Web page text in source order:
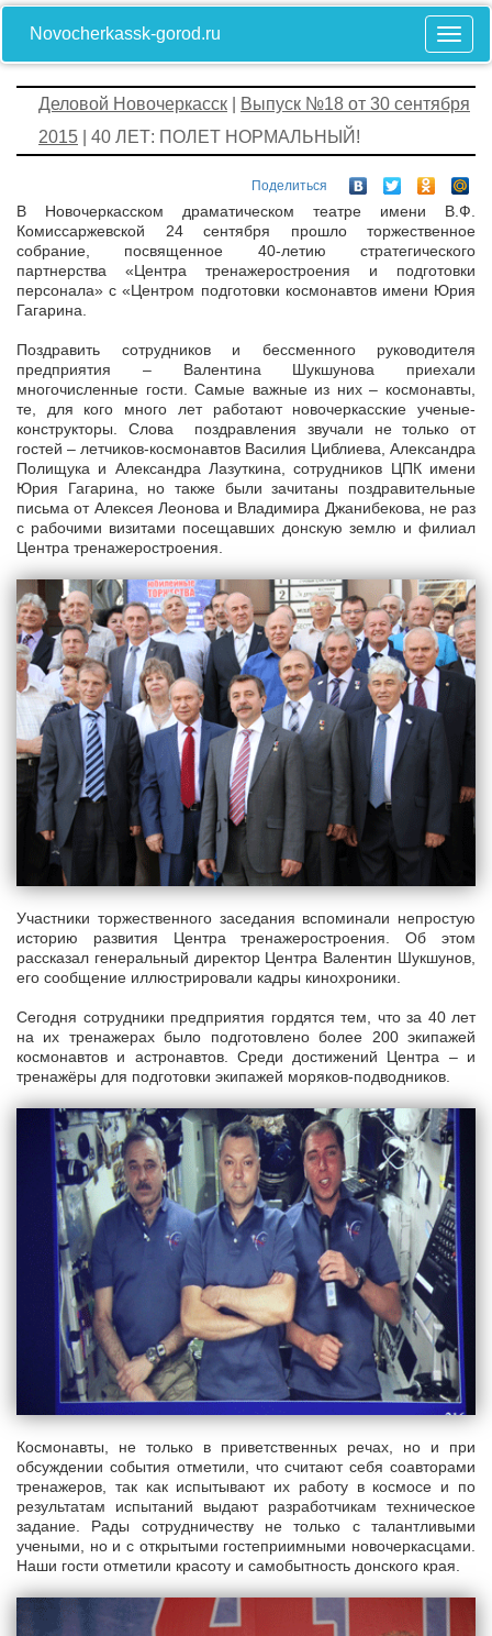
Novocherkassk-gorod.ru
Деловой Новочеркасск
Выпуск №18 от 30 сентября
2015 | 40 ЛЕТ: ПОЛЕТ НОРМАЛЬНЫЙ!
Поделиться
В
Новочеркасском драматическом театре имени В.Ф.
Комиссаржевской 24 сентября прошло торжественное
собрание, посвященное 40-летию стратегического
партнерства «Центра тренажеростроения и подготовки
персонала» с «Центром подготовки космонавтов имени Юрия
Гагарина.
Поздравить сотрудников и бессменного руководителя
предприятия – Валентина Шукшунова приехали
многочисленные гости. Самые важные из них – космонавты,
те, для кого много лет работают новочеркасские ученые-
конструкторы.
Слова поздравления звучали не только от
гостей – летчиков-космонавтов Василия Циблиева, Александра
Полищука и Александра Лазуткина, сотрудников ЦПК имени
Юрия Гагарина, но также были зачитаны поздравительные
письма от Алексея Леонова и Владимира Джанибекова, не раз
с рабочими визитами посещавших донскую землю и филиал
Центра тренажеростроения.
Участники торжественного заседания вспоминали непростую
историю развития Центра тренажеростроения. Об этом
рассказал генеральный директор Центра Валентин Шукшунов,
его сообщение иллюстрировали кадры кинохроники.
Сегодня сотрудники предприятия гордятся тем, что за 40 лет
на их тренажерах было подготовлено более 200 экипажей
космонавтов и астронавтов. Среди достижений Центра – и
тренажёры для подготовки экипажей моряков-подводников.
Космонавты, не только в приветственных речах, но и при
обсуждении события отметили, что считают себя соавторами
тренажеров, так как испытывают их работу в космосе и по
результатам испытаний выдают разработчикам техническое
задание. Рады сотрудничеству не только с талантливыми
учеными, но и с открытыми гостеприимными новочеркасцами.
Наши гости отметили красоту и самобытность донского края.